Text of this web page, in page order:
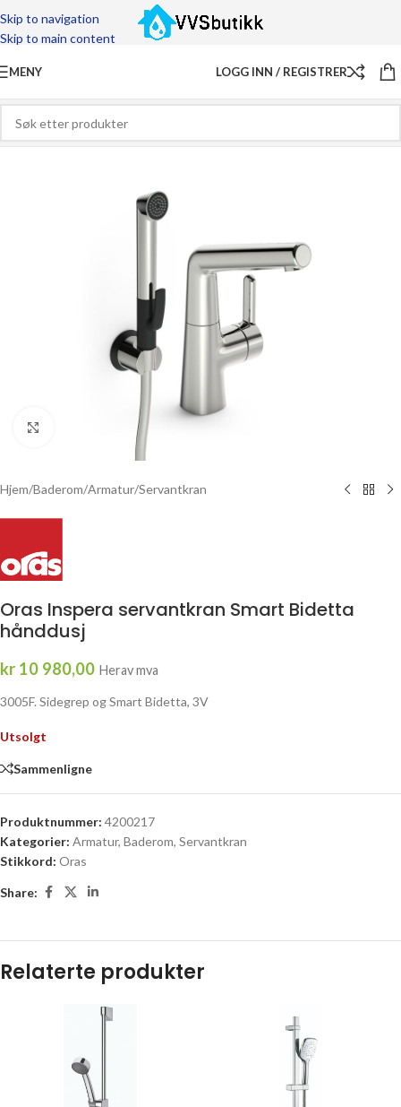
Skip to navigation
Skip to main content
MENY LOGG INN / REGISTRER
Click to enlarge
Hjem/Baderom/Armatur/Servantkran
Oras Inspera servantkran Smart Bidetta
hånddusj
kr 10 980,00 Herav mva
3005F. Sidegrep og Smart Bidetta, 3V
Utsolgt
Sammenligne
Produktnummer: 4200217
Kategorier: Armatur, Baderom, Servantkran
Stikkord: Oras
Share:
Relaterte produkter